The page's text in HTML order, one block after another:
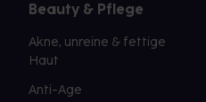
Beauty & Pflege
Akne, unreine & fettige
Haut
Anti-Age